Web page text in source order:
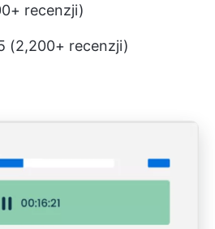
recenzji)
(2,200+ recenzji)